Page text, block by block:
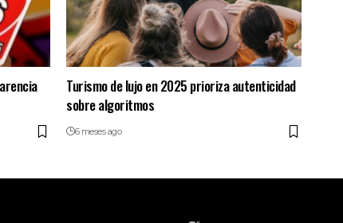
Turismo de lujo en 2025 prioriza autenticidad
sobre algoritmos
6 meses ago